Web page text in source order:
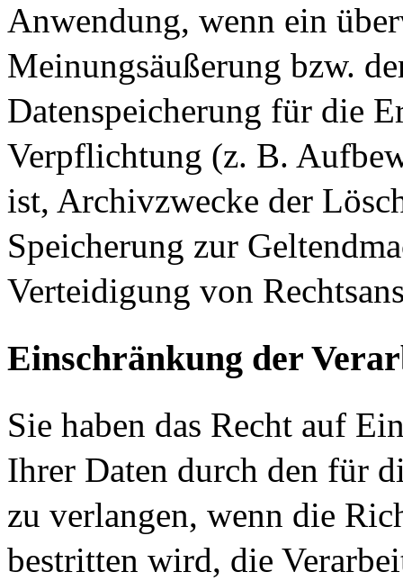
Anwendung, wenn ein
Meinungsäußerung bzw.
Datenspeicherung für die
Verpflichtung (z. B.
ist, Archivzwecke der
Speicherung zur
Verteidigung von
Einschränkung der
Sie haben das Recht auf
Ihrer Daten durch den für
zu verlangen, wenn die
bestritten wird, die